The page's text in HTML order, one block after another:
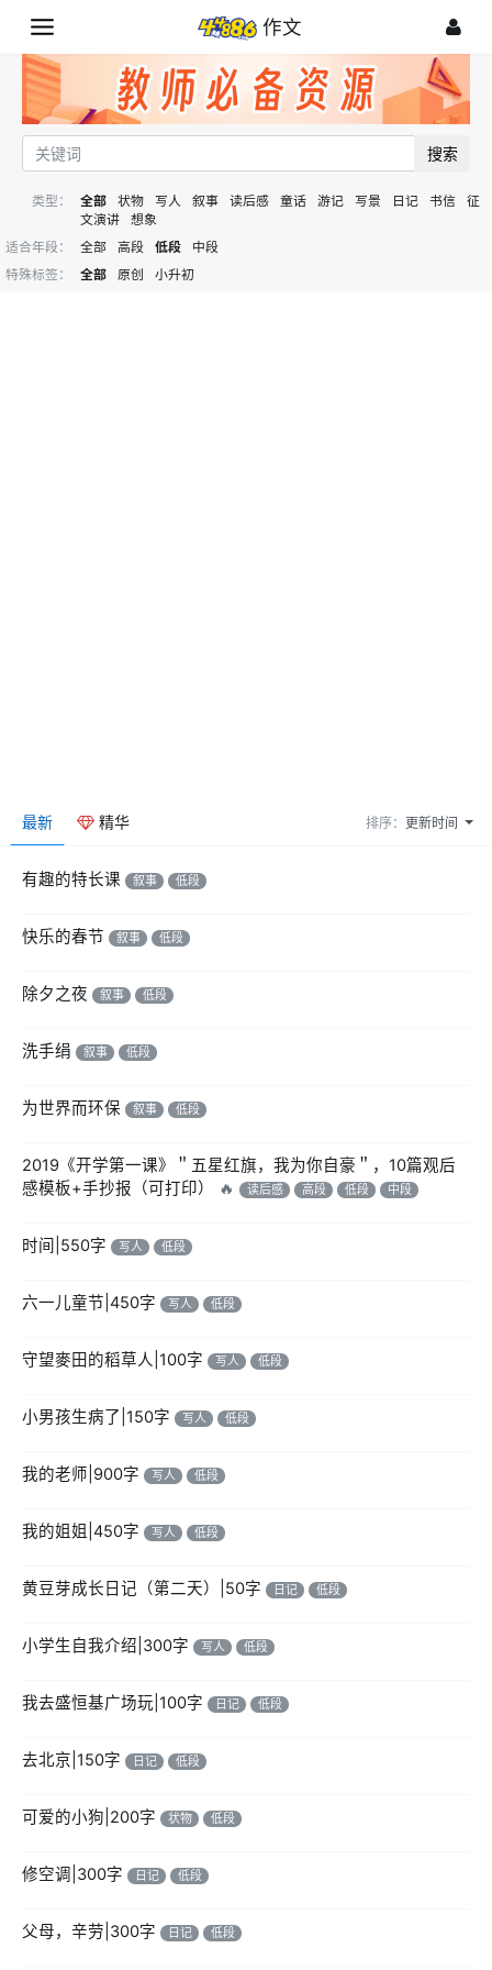
作文
搜索
类型： 全部 状物 写人 叙事 读后感 童话 游记 写景 日记 书信
征
文演讲
想象
适合年段：
全部 高段 低段
中段
特殊标签：
全部 原创 小升初
最新 精华 排序：更新时间
有趣的特长课 叙事 低段
快乐的春节 叙事 低段
除夕之夜 叙事 低段
洗手绢 叙事 低段
为世界而环保 叙事 低段
2019《开学第一课》＂五星红旗，我为你自豪＂，10篇观后
感模板+手抄报（可打印）
🔥 读后感 高段 低段 中段
时间|550字 写人 低段
六一儿童节|450字 写人 低段
守望麥田的稻草人|100字 写人 低段
小男孩生病了|150字 写人 低段
我的老师|900字 写人 低段
我的姐姐|450字 写人 低段
黄豆芽成长日记（第二天）|50字 日记 低段
小学生自我介绍|300字 写人 低段
我去盛恒基广场玩|100字 日记 低段
去北京|150字 日记 低段
可爱的小狗|200字 状物 低段
修空调|300字 日记 低段
父母，辛劳|300字 日记 低段